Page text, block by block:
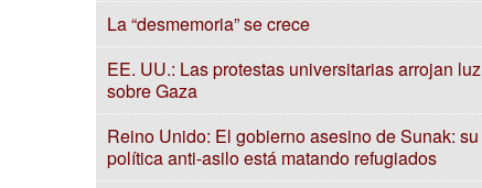
La “desmemoria” se crece
EE. UU.: Las protestas universitarias arrojan luz
sobre Gaza
Reino Unido: El gobierno asesino de Sunak: su
política anti-asilo está matando refugiados